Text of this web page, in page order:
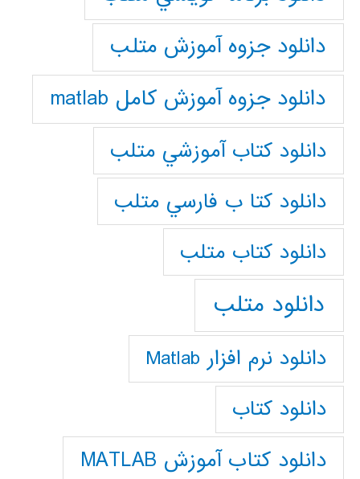
دانلود جزوه آموزش متلب
دانلود جزوه آموزش کامل matlab
دانلود كتاب آموزشي متلب
دانلود كتا ب فارسي متلب
دانلود كتاب متلب
دانلود متلب
دانلود نرم افزار Matlab
دانلود کتاب
دانلود کتاب آموزش MATLAB